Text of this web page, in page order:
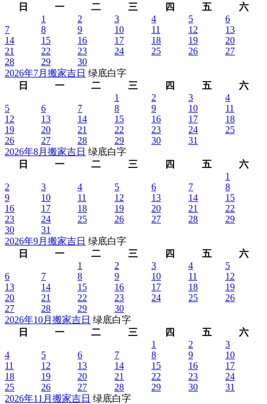
日
一 二 三 四 五
六
1
2 3 4 5
6
7
8 9 10 11 12
13
14
15 16 17 18 19
20
21
22 23 24 25 26
27
28
29
30
2026年7月搬家吉日 绿底白字
日
一 二 三 四 五
六
1
2 3
4
5
6 7 8 9 10
11
12
13 14 15 16 17
18
19
20 21 22 23 24
25
26
27 28 29 30
31
2026年8月搬家吉日 绿底白字
日
一 二 三 四 五
六
1
2
3 4 5 6 7
8
9
10 11 12 13 14
15
16
17 18 19 20 21
22
23
24 25 26 27 28
29
30
31
2026年9月搬家吉日 绿底白字
日
一 二 三 四 五
六
1
2 3 4
5
6
7 8 9 10 11
12
13
14 15 16 17 18
19
20
21 22 23 24 25
26
27
28 29
30
2026年10月搬家吉日 绿底白字
日
一 二 三 四 五
六
1
2
3
4
5 6 7 8 9
10
11
12 13 14 15 16
17
18
19 20 21 22 23
24
25
26 27 28 29 30
31
2026年11月搬家吉日 绿底白字